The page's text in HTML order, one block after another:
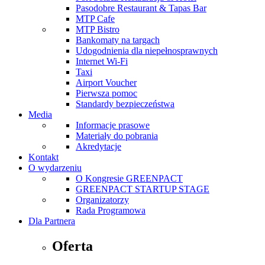
Pasodobre Restaurant & Tapas Bar
MTP Cafe
MTP Bistro
Bankomaty na targach
Udogodnienia dla niepełnosprawnych
Internet Wi-Fi
Taxi
Airport Voucher
Pierwsza pomoc
Standardy bezpieczeństwa
Media
Informacje prasowe
Materiały do pobrania
Akredytacje
Kontakt
O wydarzeniu
O Kongresie GREENPACT
GREENPACT STARTUP STAGE
Organizatorzy
Rada Programowa
Dla Partnera
Oferta